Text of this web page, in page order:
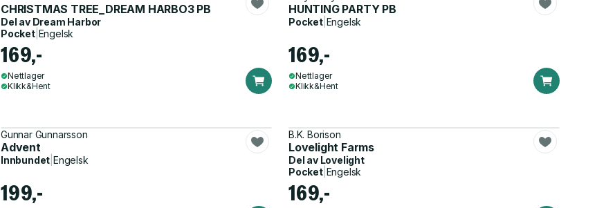
CHRISTMAS TREE_DREAM HARBO3 PB
Del av Dream Harbor
Pocket| Engelsk
169,-
Nettlager
Klikk&Hent
HUNTING PARTY PB
Pocket| Engelsk
169,-
Nettlager
Klikk&Hent
Gunnar Gunnarsson
Advent
Innbundet |Engelsk
199,-
B.K. Borison
Lovelight Farms
Del av Lovelight
Pocket| Engelsk
169,-